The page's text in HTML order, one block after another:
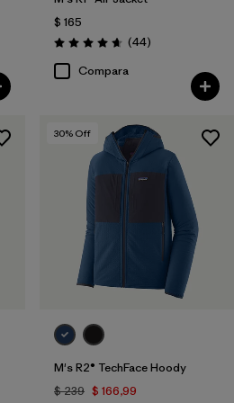
$ 165
Valoración: 4.7 / 5
(44Comentarios
)
Compara
30% Off
M's R2® TechFace Hoody
$ 239 $ 166,99